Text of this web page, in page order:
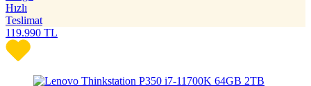
Hızlı
Teslimat
119.990 TL